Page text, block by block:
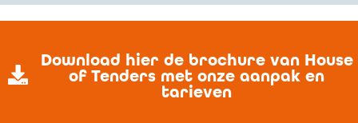
Download hier de brochure van House
of Tenders met onze aanpak en
tarieven